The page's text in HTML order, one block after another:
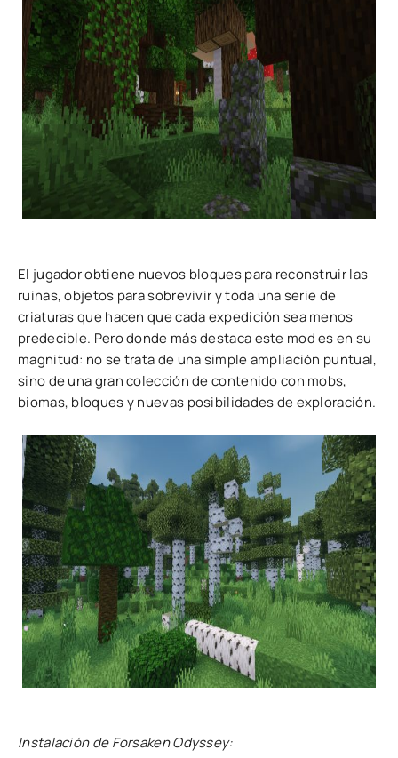
El jugador obtiene nuevos bloques para reconstruir las
ruinas, objetos para sobrevivir y toda una serie de
criaturas que hacen que cada expedición sea menos
predecible. Pero donde más destaca este mod es en su
magnitud: no se trata de una simple ampliación puntual,
sino de una gran colección de contenido con mobs,
biomas, bloques y nuevas posibilidades de exploración.
Instalación de Forsaken Odyssey: